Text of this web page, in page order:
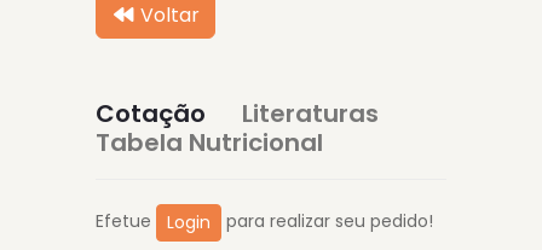
Voltar
Cotação
Literaturas
Tabela Nutricional
Efetue Login para realizar seu pedido!